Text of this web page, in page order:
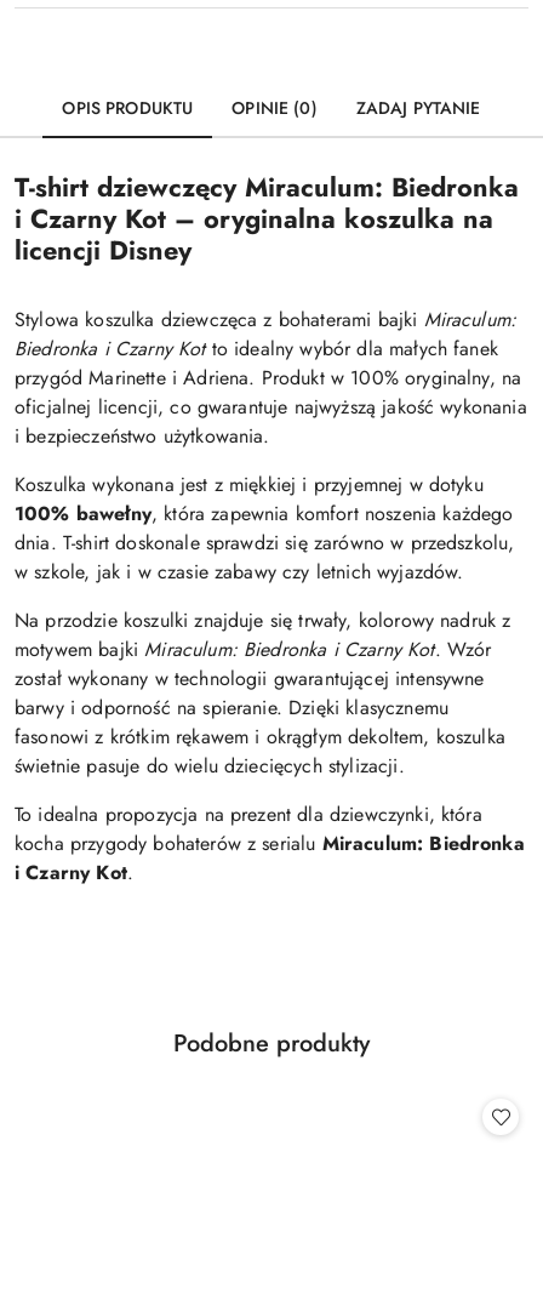
OPIS PRODUKTU OPINIE (0) ZADAJ PYTANIE
T-shirt dziewczęcy Miraculum: Biedronka
i Czarny Kot – oryginalna koszulka na
licencji Disney
Stylowa koszulka dziewczęca z bohaterami bajki Miraculum:
Biedronka i Czarny Kotto idealny wybór dla małych fanek
przygód Marinette i Adriena. Produkt w 100% oryginalny, na
oficjalnej licencji, co gwarantuje najwyższą jakość wykonania
i bezpieczeństwo użytkowania.
Koszulka wykonana jest z miękkiej i przyjemnej w dotyku
100% bawełny, która zapewnia komfort noszenia każdego
dnia. T-shirt doskonale sprawdzi się zarówno w przedszkolu,
w szkole, jak i w czasie zabawy czy letnich wyjazdów.
Na przodzie koszulki znajduje się trwały, kolorowy nadruk z
motywem bajkiMiraculum: Biedronka i Czarny Kot. Wzór
został wykonany w technologii gwarantującej intensywne
barwy i odporność na spieranie. Dzięki klasycznemu
fasonowi z krótkim rękawem i okrągłym dekoltem, koszulka
świetnie pasuje do wielu dziecięcych stylizacji.
To idealna propozycja na prezent dla dziewczynki, która
kocha przygody bohaterów z serialu Miraculum: Biedronka
i Czarny Kot.
Pomiń karuzelę produktów
Produkty
Podobne produkty